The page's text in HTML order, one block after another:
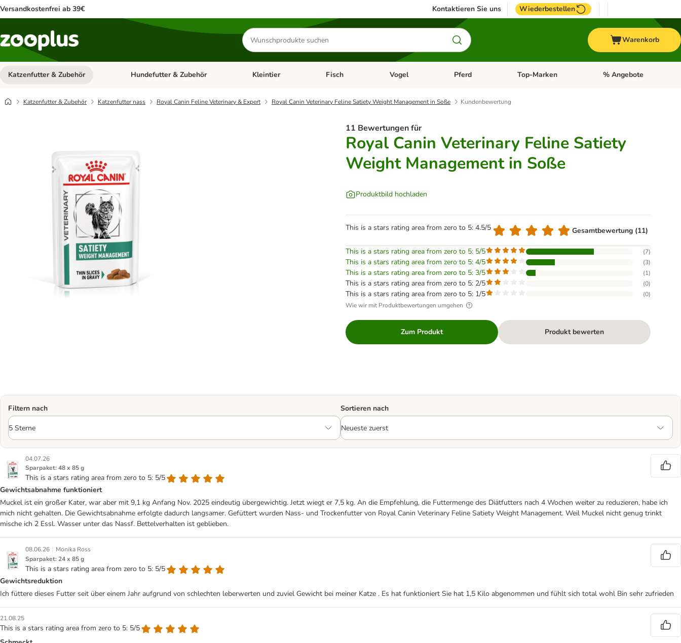
Versandkostenfrei ab 39€ Kontaktieren Sie uns Wiederbestellen
Produkte
suchen
Warenkorb
Katzenfutter & Zubehör Kategorie-Menü öffnen: Katzenfutter & Zubehör
Hundefutter & Zubehör Kategorie-Menü öffnen: Hundefutter & Zubehör
Kleintier Kategorie-Menü öffnen: Kleintier
Fisch Kategorie-Menü öffnen: Fisch
Vogel Kategorie-Menü öffnen: Vogel
Pferd Kategorie-Menü öffnen: Pferd
Top-Marken Kategorie-Menü öffnen:
% Angebote
Katzenfutter & Zubehör Katzenfutter nass Royal Canin Feline Veterinary & Expert Royal Canin Veterinary Feline Satiety Weight Management in Soße Kundenbewertung
11 Bewertungen für
Royal Canin Veterinary Feline Satiety
Weight Management in Soße
Produktbild hochladen
This is a stars rating area from zero to 5: 4.5/5 Gesamtbewertung (11)
This is a stars rating area from zero to 5: 5/5 (7)
This is a stars rating area from zero to 5: 4/5 (3)
This is a stars rating area from zero to 5: 3/5 (1)
This is a stars rating area from zero to 5: 2/5 (0)
This is a stars rating area from zero to 5: 1/5 (0)
Wie wir mit Produktbewertungen umgehen
Zum Produkt Produkt bewerten
Filtern nach Sortieren nach
04.07.26
Sparpaket: 48 x 85 g
This is a stars rating area from zero to 5: 5/5
Gewichtsabnahme funktioniert
Muckel ist ein großer Kater, war aber mit 9,1 kg Anfang Nov. 2025 eindeutig übergewichtig. Jetzt wiegt er 7,5 kg. An die Empfehlung, die Futtermenge des Diätfutters nach 4 Wochen weiter zu reduzieren, habe ich
mich nicht gehalten. Die Gewichtsabnahme erfolgte dadurch langsamer. Gefüttert wurden Nass- und Trockenfutter von Royal Canin Veterinary Feline Satiety Weight Management. Weil Muckel nicht genug trinkt
mische ich 2 Essl. Wasser unter das Nassf. Bettelverhalten ist geblieben.
08.06.26 | Monika Ross
Sparpaket: 24 x 85 g
This is a stars rating area from zero to 5: 5/5
Gewichtsreduktion
Ich füttere dieses Futter seit über einem Jahr aufgrund von schlechten leberwerten und zuviel Gewicht bei meiner Katze . Es hat funktioniert Sie hat 1,5 Kilo abgenommen und fühlt sich total wohl Bin sehr zufrieden
21.08.25
This is a stars rating area from zero to 5: 5/5